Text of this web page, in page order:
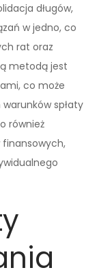
długów,
w jedno, co
rat oraz
metodą jest
co może
spłaty
również
finansowych,